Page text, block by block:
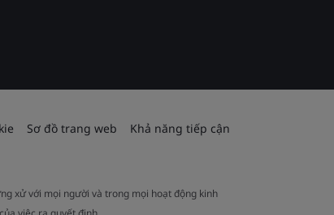
Sơ đồ trang web Khả năng tiếp cận
xử với mọi người và trong mọi hoạt động kinh